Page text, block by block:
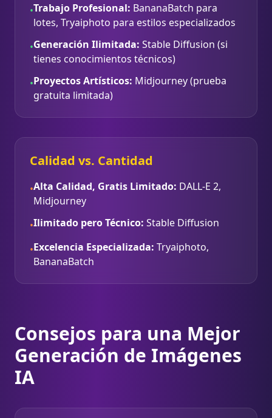
•Trabajo Profesional: BananaBatch para
lotes, Tryaiphoto para estilos especializados
•Generación Ilimitada: Stable Diffusion (si
tienes conocimientos técnicos)
•Proyectos Artísticos: Midjourney (prueba
gratuita limitada)
Calidad vs. Cantidad
•Alta Calidad, Gratis Limitado: DALL-E 2,
Midjourney
•Ilimitado pero Técnico: Stable Diffusion
•Excelencia Especializada: Tryaiphoto,
BananaBatch
Consejos para una Mejor
Generación de Imágenes
IA